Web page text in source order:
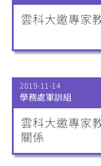
雲科大邀專家
2019-11-14
學務處軍訓組
雲科大邀專家
關係